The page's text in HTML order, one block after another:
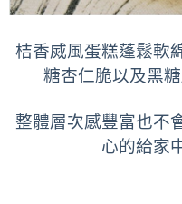
桔香烕風蛋糕蓬鬆軟
糖杏仁脆以及黑
整體層次感豐富也不
心的給家